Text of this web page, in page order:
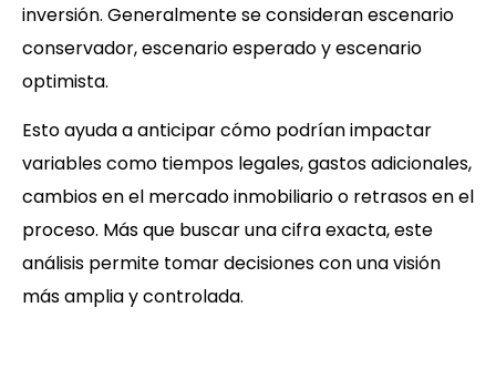
inversión. Generalmente se consideran escenario
conservador, escenario esperado y escenario
optimista.
Esto ayuda a anticipar cómo podrían impactar
variables como tiempos legales, gastos adicionales,
cambios en el mercado inmobiliario o retrasos en el
proceso. Más que buscar una cifra exacta, este
análisis permite tomar decisiones con una visión
más amplia y controlada.